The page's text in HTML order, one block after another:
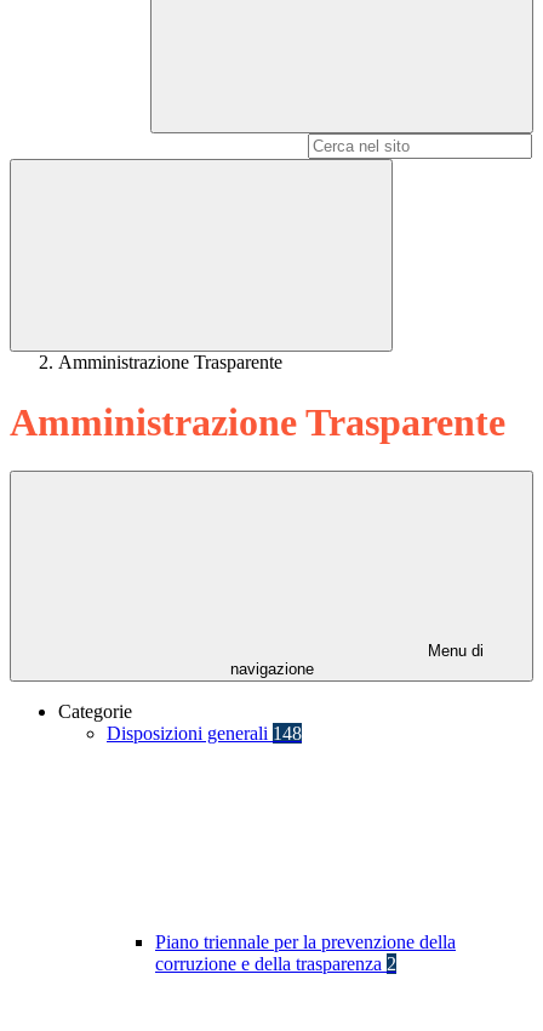
Amministrazione Trasparente
Amministrazione Trasparente
Menu di
navigazione
Categorie
Disposizioni generali 148
Piano triennale per la prevenzione della
corruzione e della trasparenza 2